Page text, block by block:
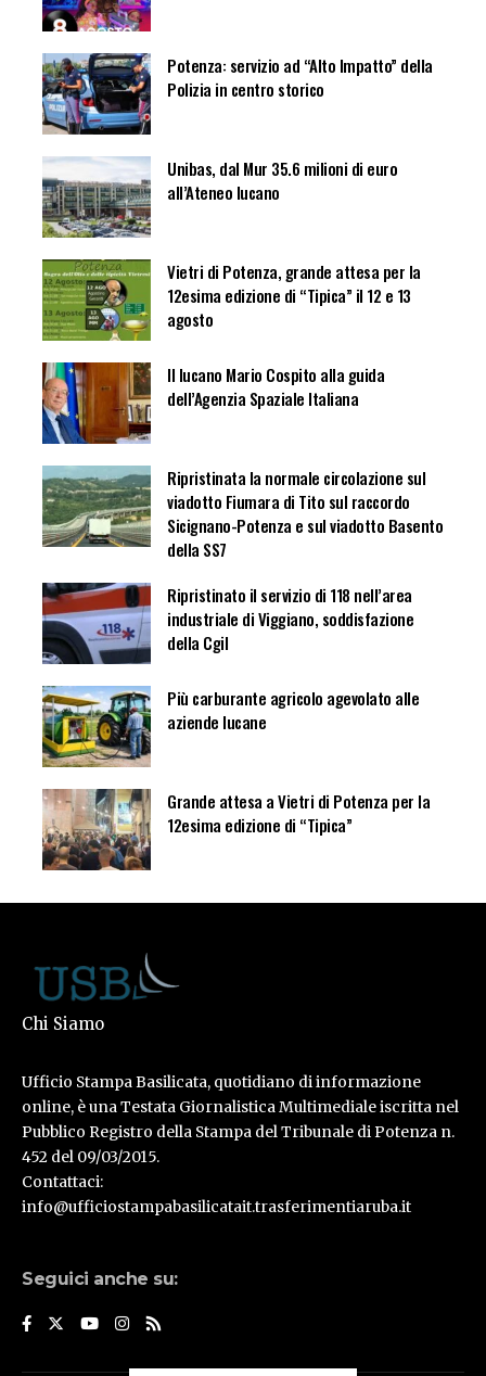
Potenza: servizio ad “Alto Impatto” della
Polizia in centro storico
Unibas, dal Mur 35.6 milioni di euro
all’Ateneo lucano
Vietri di Potenza, grande attesa per la
12esima edizione di “Tipica” il 12 e 13
agosto
Il lucano Mario Cospito alla guida
dell’Agenzia Spaziale Italiana
Ripristinata la normale circolazione sul
viadotto Fiumara di Tito sul raccordo
Sicignano-Potenza e sul viadotto Basento
della SS7
Ripristinato il servizio di 118 nell’area
industriale di Viggiano, soddisfazione
della Cgil
Più carburante agricolo agevolato alle
aziende lucane
Grande attesa a Vietri di Potenza per la
12esima edizione di “Tipica”
Chi Siamo
Ufficio Stampa Basilicata, quotidiano di informazione
online, è una Testata Giornalistica Multimediale iscritta nel
Pubblico Registro della Stampa del Tribunale di Potenza n.
452 del 09/03/2015.
Contattaci:
info@ufficiostampabasilicatait.trasferimentiaruba.it
Seguici anche su: